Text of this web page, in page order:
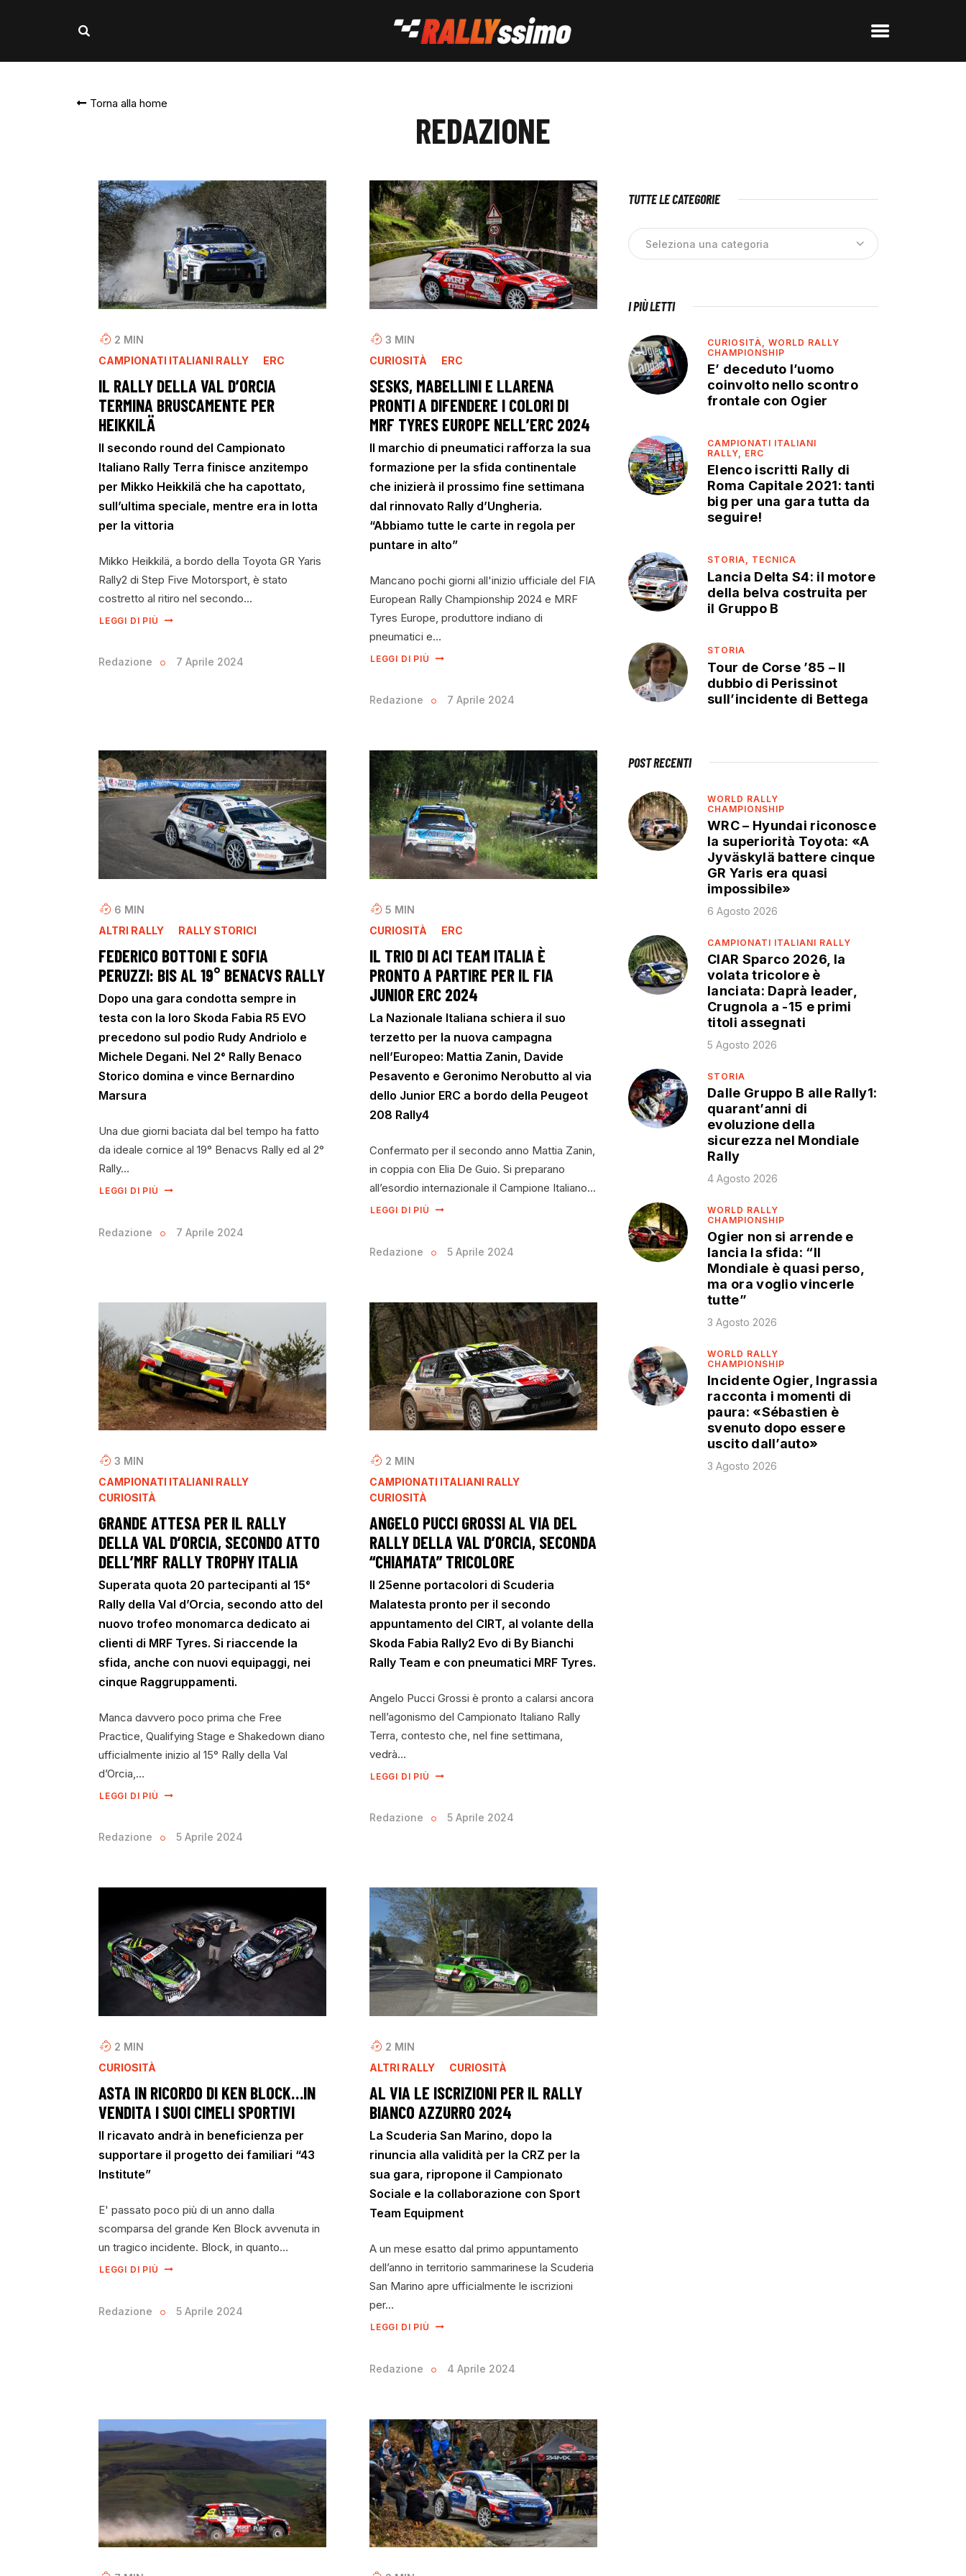
Torna alla home
REDAZIONE
2 MIN
CAMPIONATI ITALIANI RALLY
ERC
IL RALLY DELLA VAL D’ORCIA
TERMINA BRUSCAMENTE PER
HEIKKILÄ
Il secondo round del Campionato
Italiano Rally Terra finisce anzitempo
per Mikko Heikkilä che ha capottato,
sull’ultima speciale, mentre era in lotta
per la vittoria
Mikko Heikkilä, a bordo della Toyota GR Yaris
Rally2 di Step Five Motorsport, è stato
costretto al ritiro nel secondo…
LEGGI DI PIÙ
Redazione 7 Aprile 2024
3 MIN
CURIOSITÀ
ERC
SESKS, MABELLINI E LLARENA
PRONTI A DIFENDERE I COLORI DI
MRF TYRES EUROPE NELL’ERC 2024
Il marchio di pneumatici rafforza la sua
formazione per la sfida continentale
che inizierà il prossimo fine settimana
dal rinnovato Rally d’Ungheria.
“Abbiamo tutte le carte in regola per
puntare in alto”
Mancano pochi giorni all'inizio ufficiale del FIA
European Rally Championship 2024 e MRF
Tyres Europe, produttore indiano di
pneumatici e…
LEGGI DI PIÙ
Redazione 7 Aprile 2024
6 MIN
ALTRI RALLY
RALLY STORICI
FEDERICO BOTTONI E SOFIA
PERUZZI: BIS AL 19° BENACVS RALLY
Dopo una gara condotta sempre in
testa con la loro Skoda Fabia R5 EVO
precedono sul podio Rudy Andriolo e
Michele Degani. Nel 2° Rally Benaco
Storico domina e vince Bernardino
Marsura
Una due giorni baciata dal bel tempo ha fatto
da ideale cornice al 19° Benacvs Rally ed al 2°
Rally…
LEGGI DI PIÙ
Redazione 7 Aprile 2024
5 MIN
CURIOSITÀ
ERC
IL TRIO DI ACI TEAM ITALIA È
PRONTO A PARTIRE PER IL FIA
JUNIOR ERC 2024
La Nazionale Italiana schiera il suo
terzetto per la nuova campagna
nell’Europeo: Mattia Zanin, Davide
Pesavento e Geronimo Nerobutto al via
dello Junior ERC a bordo della Peugeot
208 Rally4
Confermato per il secondo anno Mattia Zanin,
in coppia con Elia De Guio. Si preparano
all’esordio internazionale il Campione Italiano…
LEGGI DI PIÙ
Redazione 5 Aprile 2024
3 MIN
CAMPIONATI ITALIANI RALLY
CURIOSITÀ
GRANDE ATTESA PER IL RALLY
DELLA VAL D’ORCIA, SECONDO ATTO
DELL’MRF RALLY TROPHY ITALIA
Superata quota 20 partecipanti al 15°
Rally della Val d’Orcia, secondo atto del
nuovo trofeo monomarca dedicato ai
clienti di MRF Tyres. Si riaccende la
sfida, anche con nuovi equipaggi, nei
cinque Raggruppamenti.
Manca davvero poco prima che Free
Practice, Qualifying Stage e Shakedown diano
ufficialmente inizio al 15° Rally della Val
d’Orcia,…
LEGGI DI PIÙ
Redazione 5 Aprile 2024
2 MIN
CAMPIONATI ITALIANI RALLY
CURIOSITÀ
ANGELO PUCCI GROSSI AL VIA DEL
RALLY DELLA VAL D’ORCIA, SECONDA
“CHIAMATA” TRICOLORE
Il 25enne portacolori di Scuderia
Malatesta pronto per il secondo
appuntamento del CIRT, al volante della
Skoda Fabia Rally2 Evo di By Bianchi
Rally Team e con pneumatici MRF Tyres.
Angelo Pucci Grossi è pronto a calarsi ancora
nell’agonismo del Campionato Italiano Rally
Terra, contesto che, nel fine settimana,
vedrà…
LEGGI DI PIÙ
Redazione 5 Aprile 2024
2 MIN
CURIOSITÀ
ASTA IN RICORDO DI KEN BLOCK…IN
VENDITA I SUOI CIMELI SPORTIVI
Il ricavato andrà in beneficienza per
supportare il progetto dei familiari “43
Institute”
E' passato poco più di un anno dalla
scomparsa del grande Ken Block avvenuta in
un tragico incidente. Block, in quanto…
LEGGI DI PIÙ
Redazione 5 Aprile 2024
2 MIN
ALTRI RALLY
CURIOSITÀ
AL VIA LE ISCRIZIONI PER IL RALLY
BIANCO AZZURRO 2024
La Scuderia San Marino, dopo la
rinuncia alla validità per la CRZ per la
sua gara, ripropone il Campionato
Sociale e la collaborazione con Sport
Team Equipment
A un mese esatto dal primo appuntamento
dell’anno in territorio sammarinese la Scuderia
San Marino apre ufficialmente le iscrizioni
per…
LEGGI DI PIÙ
Redazione 4 Aprile 2024
TUTTE LE CATEGORIE
I PIÙ LETTI
CURIOSITÀ,WORLD RALLY
CHAMPIONSHIP
E’ deceduto l’uomo
coinvolto nello scontro
frontale con Ogier
CAMPIONATI ITALIANI
RALLY, ERC
Elenco iscritti Rally di
Roma Capitale 2021: tanti
big per una gara tutta da
seguire!
STORIA, TECNICA
Lancia Delta S4: il motore
della belva costruita per
il Gruppo B
STORIA
Tour de Corse ’85 – Il
dubbio di Perissinot
sull’incidente di Bettega
POST RECENTI
WORLD RALLY
CHAMPIONSHIP
WRC – Hyundai riconosce
la superiorità Toyota: «A
Jyväskylä battere cinque
GR Yaris era quasi
impossibile»
6 Agosto 2026
CAMPIONATI ITALIANI RALLY
CIAR Sparco 2026, la
volata tricolore è
lanciata: Daprà leader,
Crugnola a -15 e primi
titoli assegnati
5 Agosto 2026
STORIA
Dalle Gruppo B alle Rally1:
quarant’anni di
evoluzione della
sicurezza nel Mondiale
Rally
4 Agosto 2026
WORLD RALLY
CHAMPIONSHIP
Ogier non si arrende e
lancia la sfida: “Il
Mondiale è quasi perso,
ma ora voglio vincerle
tutte”
3 Agosto 2026
WORLD RALLY
CHAMPIONSHIP
Incidente Ogier, Ingrassia
racconta i momenti di
paura: «Sébastien è
svenuto dopo essere
uscito dall’auto»
3 Agosto 2026